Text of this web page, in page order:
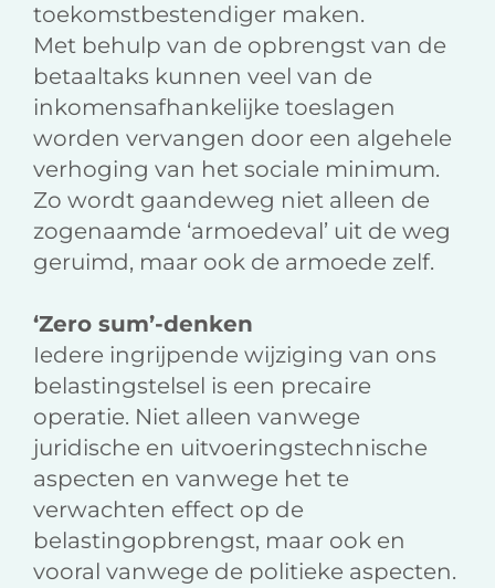
toekomstbestendiger maken.
Met behulp van de opbrengst van de
betaaltaks kunnen veel van de
inkomensafhankelijke toeslagen
worden vervangen door een algehele
verhoging van het sociale minimum.
Zo wordt gaandeweg niet alleen de
zogenaamde ‘armoedeval’ uit de weg
geruimd, maar ook de armoede zelf.
‘Zero sum’-denken
Iedere ingrijpende wijziging van ons
belastingstelsel is een precaire
operatie. Niet alleen vanwege
juridische en uitvoeringstechnische
aspecten en vanwege het te
verwachten effect op de
belastingopbrengst, maar ook en
vooral vanwege de politieke aspecten.